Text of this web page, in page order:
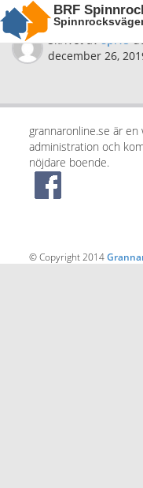
BRF
Skrivet avspi15
december 26,
grannaronline.se är
administration och
nöjdare boende.
© Copyright 2014